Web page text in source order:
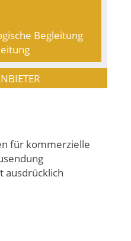
Begleitung
für kommerzielle
ausdrücklich